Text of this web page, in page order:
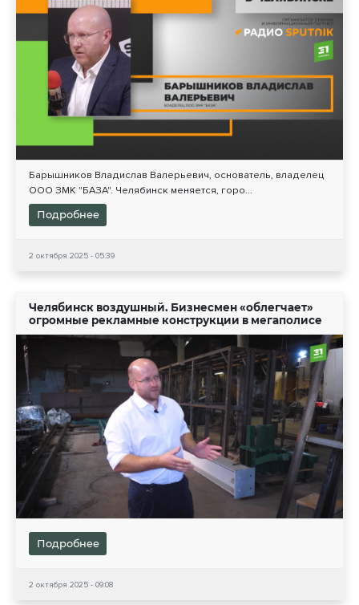
Барышников Владислав Валерьевич, основатель, владелец
ООО ЗМК "БАЗА". Челябинск меняется, горо...
Подробнее
2 октября 2025 - 05:39
Челябинск воздушный. Бизнесмен «облегчает»
огромные рекламные конструкции в мегаполисе
Подробнее
2 октября 2025 - 09:08